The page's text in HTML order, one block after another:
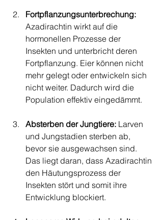
Fortpflanzungsunterbrechung:
Azadirachtin wirkt auf die
hormonellen Prozesse der
Insekten und unterbricht deren
Fortpflanzung. Eier können nicht
mehr gelegt oder entwickeln sich
nicht weiter. Dadurch wird die
Population effektiv eingedämmt.
Absterben der Jungtiere: Larven
und Jungstadien sterben ab,
bevor sie ausgewachsen sind.
Das liegt daran, dass Azadirachtin
den Häutungsprozess der
Insekten stört und somit ihre
Entwicklung blockiert.